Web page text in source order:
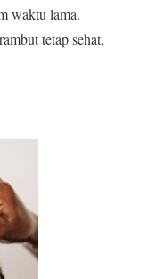
waktu lama.
tetap sehat,